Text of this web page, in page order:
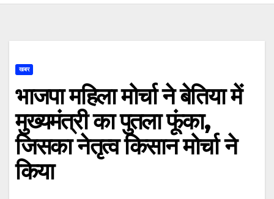
खबर
भाजपा महिला मोर्चा ने बेतिया में
मुख्यमंत्री का पुतला फूंका,
जिसका नेतृत्व किसान मोर्चा ने
किया